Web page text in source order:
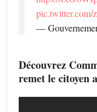
pic.twitter.com/
—
Découvrez
remet le citoyen